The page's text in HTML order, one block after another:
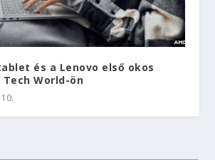
és a Lenovo első okos
World-ön